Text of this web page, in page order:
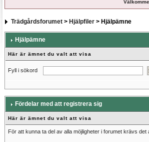
Trädgårdsforumet> Hjälpfiler> Hjälpämne
Hjälpämne
Här är ämnet du valt att visa
Fyll i sökord
Fördelar med att registrera sig
Här är ämnet du valt att visa
För att kunna ta del av alla möjligheter i forumet krävs